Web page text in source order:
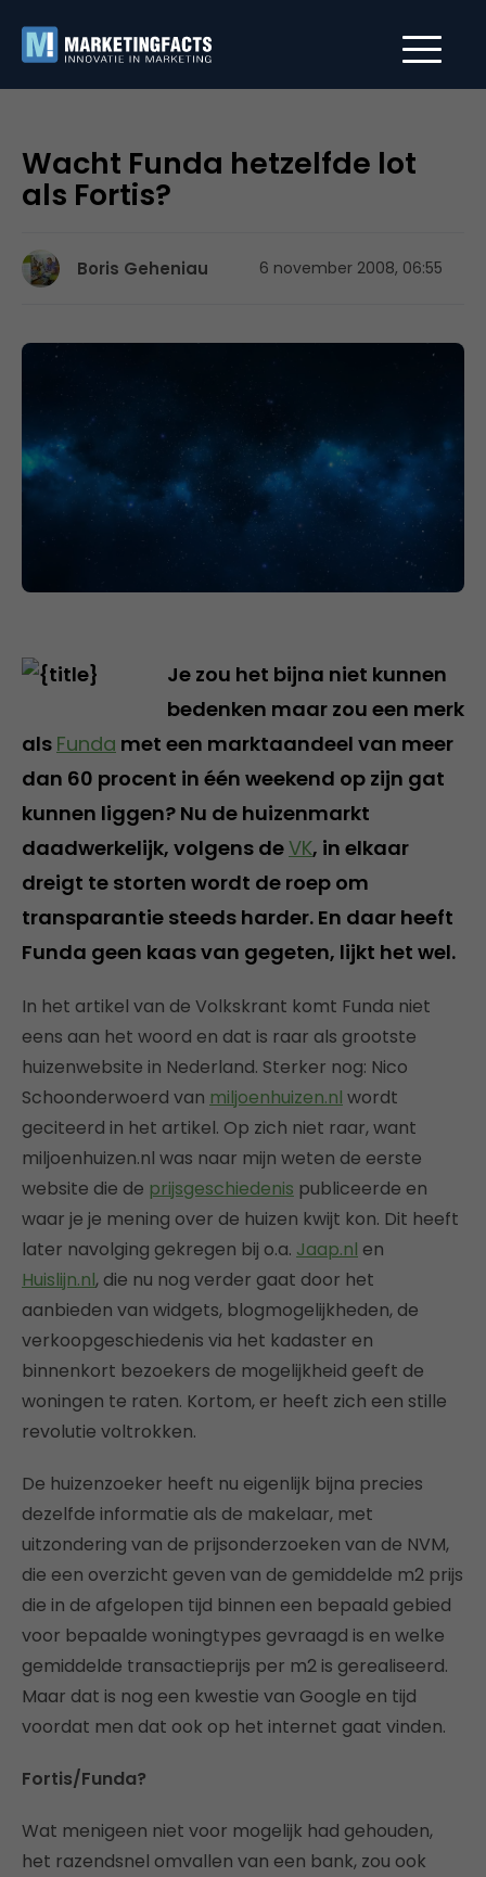
Wacht Funda hetzelfde lot
als Fortis?
Boris Geheniau 6 november 2008, 06:55
Je zou het bijna niet kunnen
bedenken maar zou een merk
als Funda met een marktaandeel van meer
dan 60 procent in één weekend op zijn gat
kunnen liggen? Nu de huizenmarkt
daadwerkelijk, volgens deVK, in elkaar
dreigt te storten wordt de roep om
transparantie steeds harder. En daar heeft
Funda geen kaas van gegeten, lijkt het wel.
In het artikel van de Volkskrant komt Funda niet
eens aan het woord en dat is raar als grootste
huizenwebsite in Nederland. Sterker nog: Nico
Schoonderwoerd van miljoenhuizen.nl wordt
geciteerd in het artikel. Op zich niet raar, want
miljoenhuizen.nl was naar mijn weten de eerste
website die de prijsgeschiedenis publiceerde en
waar je je mening over de huizen kwijt kon. Dit heeft
later navolging gekregen bij o.a. Jaap.nl en
Huislijn.nl, die nu nog verder gaat door het
aanbieden van widgets, blogmogelijkheden, de
verkoopgeschiedenis via het kadaster en
binnenkort bezoekers de mogelijkheid geeft de
woningen te raten. Kortom, er heeft zich een stille
revolutie voltrokken.
De huizenzoeker heeft nu eigenlijk bijna precies
dezelfde informatie als de makelaar, met
uitzondering van de prijsonderzoeken van de NVM,
die een overzicht geven van de gemiddelde m2 prijs
die in de afgelopen tijd binnen een bepaald gebied
voor bepaalde woningtypes gevraagd is en welke
gemiddelde transactieprijs per m2 is gerealiseerd.
Maar dat is nog een kwestie van Google en tijd
voordat men dat ook op het internet gaat vinden.
Fortis/Funda?
Wat menigeen niet voor mogelijk had gehouden,
het razendsnel omvallen van een bank, zou ook